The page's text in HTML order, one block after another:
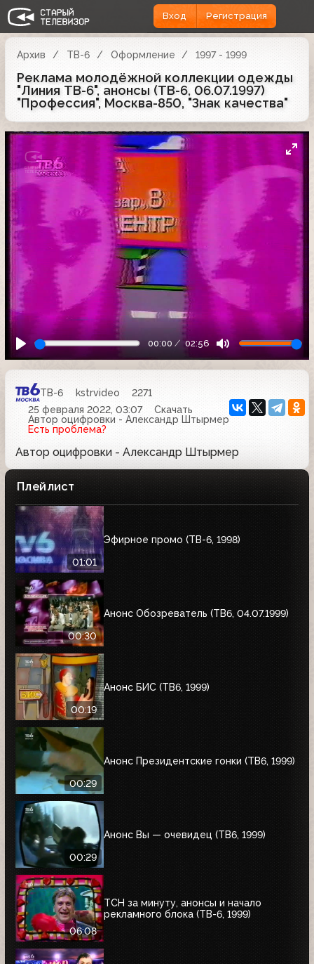
Вход Регистрация
Архив ТВ-6 Оформление 1997 - 1999
Реклама молодёжной коллекции одежды
"Линия ТВ-6", анонсы (ТВ-6, 06.07.1997)
"Профессия", Москва-850, "Знак качества"
00:00 02:56
ТВ-6 kstrvideo
2271
25 февраля 2022, 03:07
Скачать
Автор оцифровки - Александр Штырмер
Есть проблема?
Автор оцифровки - Александр Штырмер
Плейлист
01:01
Эфирное промо (ТВ-6, 1998)
00:30
Анонс Обозреватель (ТВ6, 04.07.1999)
00:19
Анонс БИС (ТВ6, 1999)
00:29
Анонс Президентские гонки (ТВ6, 1999)
00:29
Анонс Вы — очевидец (ТВ6, 1999)
06:08
ТСН за минуту, анонсы и начало
рекламного блока (ТВ-6, 1999)